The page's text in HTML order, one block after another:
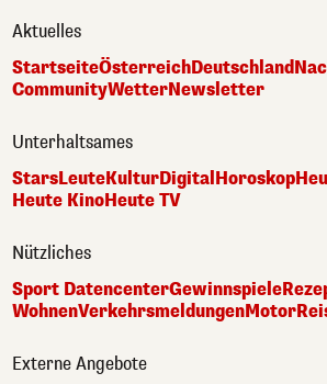
Aktuelles
StartseiteÖsterreichDeutschland
CommunityWetterNewsletter
Unterhaltsames
StarsLeuteKulturDigitalHoroskop
Heute KinoHeute TV
Nützliches
Sport DatencenterGewinnspiele
WohnenVerkehrsmeldungenMotor
Externe Angebote